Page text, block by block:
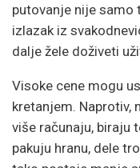
putovanje nije samo
izlazak iz
dalje žele doživeti
Visoke cene mogu
kretanjem. Naprotiv,
više računaju, biraju
pakuju hranu, dele